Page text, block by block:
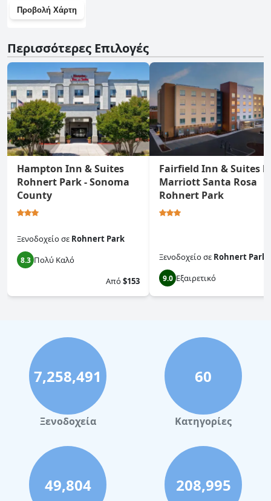
Προβολή Χάρτη
Περισσότερες Επιλογές
Hampton Inn & Suites
Rohnert Park - Sonoma
County
Ξενοδοχείοσε Rohnert Park
8.3 Πολύ Καλό
Από$153
Fairfield Inn & Suites
Marriott Santa Rosa
Rohnert Park
Ξενοδοχείοσε Rohnert Park
9.0 Εξαιρετικό
7,258,491
Ξενοδοχεία
60
Κατηγορίες
49,804 208,995